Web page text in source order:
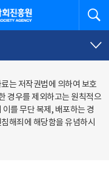
는 저작권법에 의하여 보호
경우를 제외하고는 원칙적으
를 무단 복제, 배포하는 경
해죄에 해당함을 유념하시